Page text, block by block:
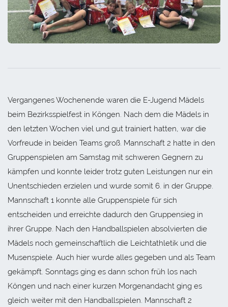
Vergangenes Wochenende waren die E-Jugend Mädels
beim Bezirksspielfest in Köngen. Nach dem die Mädels in
den letzten Wochen viel und gut trainiert hatten, war die
Vorfreude in beiden Teams groß. Mannschaft 2 hatte in den
Gruppenspielen am Samstag mit schweren Gegnern zu
kämpfen und konnte leider trotz guten Leistungen nur ein
Unentschieden erzielen und wurde somit 6. in der Gruppe.
Mannschaft 1 konnte alle Gruppenspiele für sich
entscheiden und erreichte dadurch den Gruppensieg in
ihrer Gruppe. Nach den Handballspielen absolvierten die
Mädels noch gemeinschaftlich die Leichtathletik und die
Musenspiele. Auch hier wurde alles gegeben und als Team
gekämpft. Sonntags ging es dann schon früh los nach
Köngen und nach einer kurzen Morgenandacht ging es
gleich weiter mit den Handballspielen. Mannschaft 2